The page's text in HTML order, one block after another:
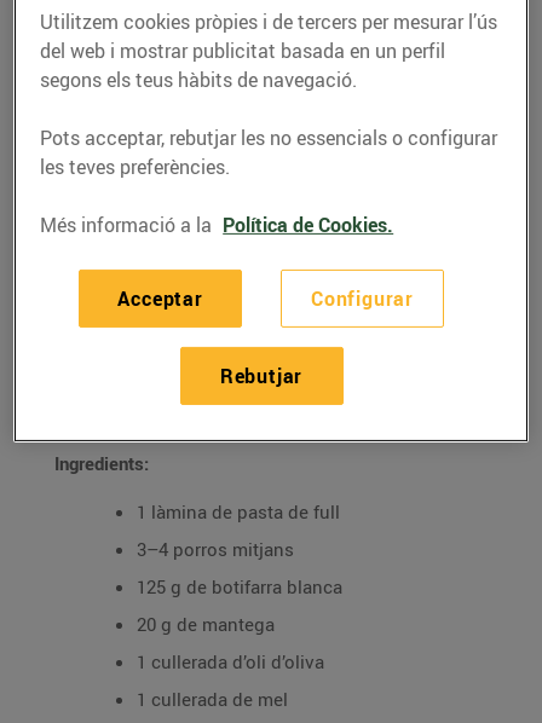
Pastís de porros amb
botifarra blanca
Ingredients:
1 làmina de pasta de full
3–4 porros mitjans
125 g de botifarra blanca
20 g de mantega
1 cullerada d’oli d’oliva
1 cullerada de mel
Utilitzem cookies pròpies i de tercers per mesurar l’ús
del web i mostrar publicitat basada en un perfil
segons els teus hàbits de navegació.
Pots acceptar, rebutjar les no essencials o configurar
les teves preferències.
Més informació a la Política de Cookies.
Configurar
Rebutjar
Acceptar